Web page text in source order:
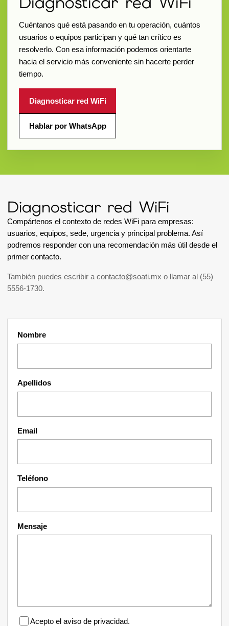
Cuéntanos qué está pasando en tu operación, cuántos
usuarios o equipos participan y qué tan crítico es
resolverlo. Con esa información podemos orientarte
hacia el servicio más conveniente sin hacerte perder
tiempo.
Diagnosticar red WiFi
Hablar por WhatsApp
Diagnosticar red WiFi
Compártenos el contexto de redes WiFi para empresas:
usuarios, equipos, sede, urgencia y principal problema. Así
podremos responder con una recomendación más útil desde el
primer contacto.
También puedes escribir a contacto@soati.mx o llamar al (55)
5556-1730.
Nombre
Apellidos
Email
Teléfono
Mensaje
Acepto el aviso de privacidad.